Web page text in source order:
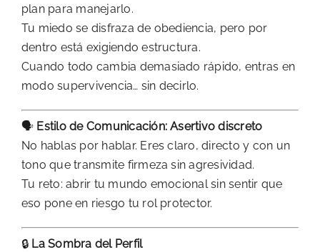
plan para manejarlo.
Tu miedo se disfraza de obediencia, pero por
dentro está exigiendo estructura.
Cuando todo cambia demasiado rápido, entras en
modo supervivencia… sin decirlo.
🗣️ Estilo de Comunicación: Asertivo discreto
No hablas por hablar. Eres claro, directo y con un
tono que transmite firmeza sin agresividad.
Tu reto: abrir tu mundo emocional sin sentir que
eso pone en riesgo tu rol protector.
🔒 La Sombra del Perfil